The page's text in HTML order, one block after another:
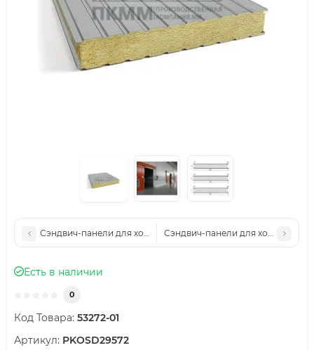
Сэндвич-панели для холодильных камер минеральная вата,
Сэндвич-панели для
Есть в наличии
0
Код Товара: 53272-01
Артикул: PKOSD29572